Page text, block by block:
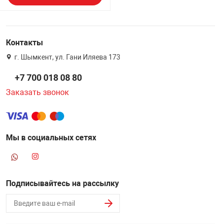
Контакты
г. Шымкент, ул. Гани Иляева 173
+7 700 018 08 80
Заказать звонок
Мы в социальных сетях
Подписывайтесь на рассылку